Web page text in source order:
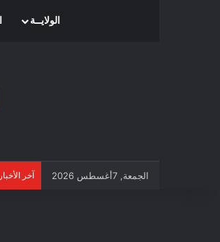
الرئيسيةالولايــة
الجمعة, 7أغسطس 2026 آخر الأخبار